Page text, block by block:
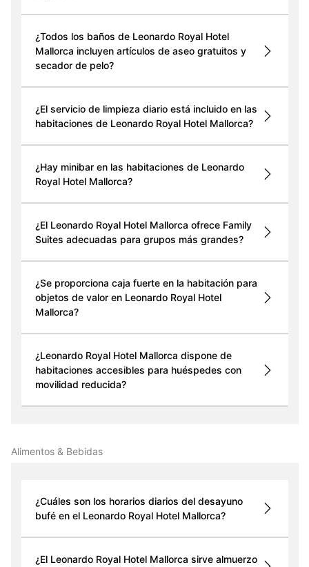
¿Todos los baños de Leonardo Royal Hotel
Mallorca incluyen artículos de aseo gratuitos y
secador de pelo?
¿El servicio de limpieza diario está incluido en las
habitaciones de Leonardo Royal Hotel Mallorca?
¿Hay minibar en las habitaciones de Leonardo
Royal Hotel Mallorca?
¿El Leonardo Royal Hotel Mallorca ofrece Family
Suites adecuadas para grupos más grandes?
¿Se proporciona caja fuerte en la habitación para
objetos de valor en Leonardo Royal Hotel
Mallorca?
¿Leonardo Royal Hotel Mallorca dispone de
habitaciones accesibles para huéspedes con
movilidad reducida?
Alimentos & Bebidas
¿Cuáles son los horarios diarios del desayuno
bufé en el Leonardo Royal Hotel Mallorca?
¿El Leonardo Royal Hotel Mallorca sirve almuerzo